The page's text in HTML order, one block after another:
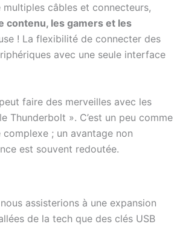
câbles et connecteurs,
contenu, les gamers et les
! La flexibilité de connecter des
avec une seule interface
faire des merveilles avec les
Thunderbolt ». C’est un peu comme
; un avantage non
est souvent redoutée.
assisterions à une expansion
de la tech que des clés USB